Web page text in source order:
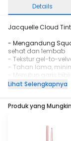
Details
Jacquelle Cloud Tint
- Mengandung
sehat dan lembab
- Tekstur gel-to-
- Tahan lama,
- Menutup garis
matte
inovatif gel-to-
bibir.
Squalane, Melon
Lihat Selengkapnya
Produk yang